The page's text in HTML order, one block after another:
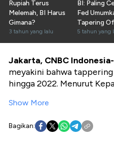
Rupiah Terus
Melemah, BI Harus
Gimana?
3 tahun yang lalu
BI: Paling
Fed
Tapering
Agustus
5 tahun yang
Jakarta, CNBC Indonesia-
meyakini bahwa
hingga 2022. Menurut
Show More
Bagikan: